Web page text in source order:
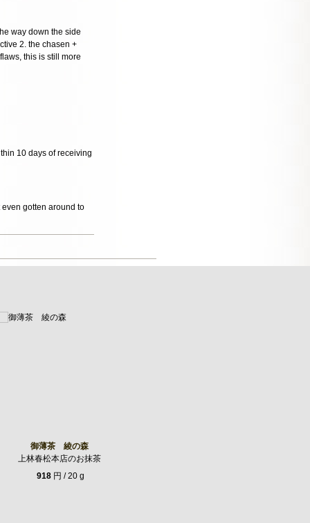
way down the side
2. the chasen +
this is still more
10 days of receiving
gotten around to
御薄茶 綾の森
上林春松本店のお抹茶
918円 / 20 g